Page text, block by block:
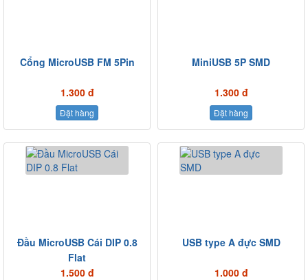
Cổng MicroUSB FM 5Pin
1.300 đ
Đặt hàng
MiniUSB 5P SMD
1.300 đ
Đặt hàng
Đầu MicroUSB Cái DIP 0.8
Flat
1.500 đ
USB type A đực SMD
1.000 đ